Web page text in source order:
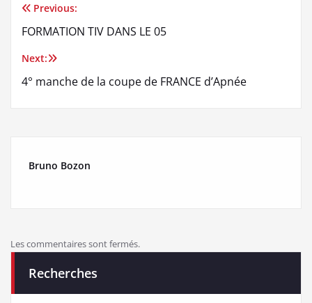
Navigation
de
l’article
Previous:
FORMATION TIV DANS LE 05
Next:
4° manche de la coupe de FRANCE d’Apnée
Bruno Bozon
Les commentaires sont fermés.
Recherches